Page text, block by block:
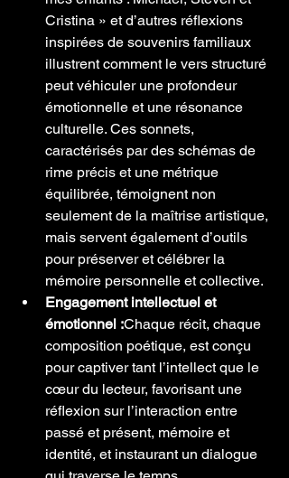
Cristina » et d’autres réflexions
inspirées de souvenirs familiaux
illustrent comment le vers structuré
peut véhiculer une profondeur
émotionnelle et une résonance
culturelle. Ces sonnets,
caractérisés par des schémas de
rime précis et une métrique
équilibrée, témoignent non
seulement de la maîtrise artistique,
mais servent également d’outils
pour préserver et célébrer la
mémoire personnelle et collective.
Engagement intellectuel et
émotionnel :Chaque récit, chaque
composition poétique, est conçu
pour captiver tant l’intellect que le
cœur du lecteur, favorisant une
réflexion sur l’interaction entre
passé et présent, mémoire et
identité, et instaurant un dialogue